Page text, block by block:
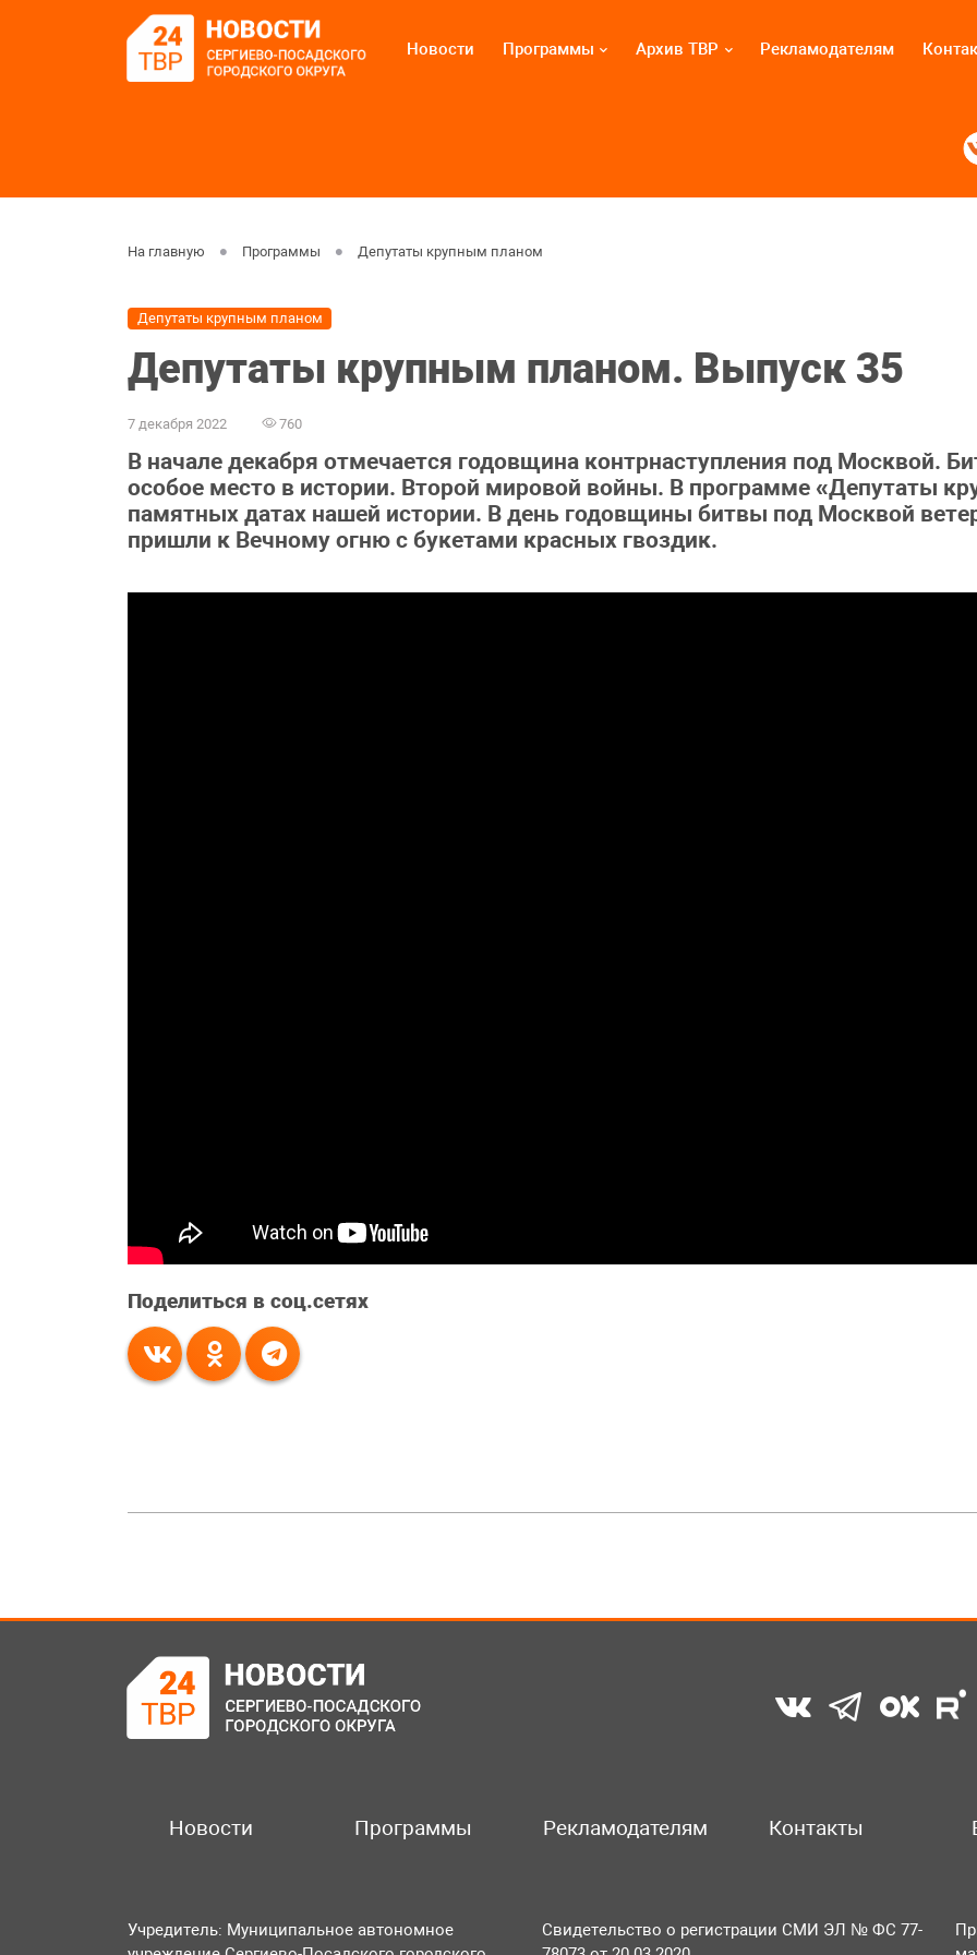
Новости Программы Архив ТВР Рекламодателям
На главную Программы Депутаты крупным планом
Депутаты крупным планом
Депутаты крупным планом. Выпуск 35
7 декабря 2022 760
В начале декабря отмечается годовщина контрнаступления под Москвой.
особое место в истории. Второй мировой войны. В программе «Депутаты
памятных датах нашей истории. В день годовщины битвы под Москвой
пришли к Вечному огню с букетами красных гвоздик.
Поделиться в соц.сетях
Новости Программы Рекламодателям Контакты
Учредитель: Муниципальное автономное
Свидетельство о регистрации СМИ ЭЛ № ФС 77-